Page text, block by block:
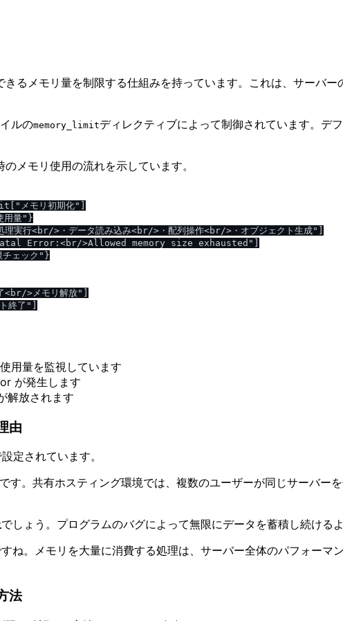
るメモリ量を制限する仕組みを持っています。これは、サーバ
ルのmemory_limitディレクティブによって制御されています。デ
メモリ使用の流れを示しています。
メモリ初期化"]
用量"}
行<br/>・データ読み込み<br/>・配列操作<br/>・オブジェクト生成"]
Error:<br/>Allowed memory size exhausted"]
ェック"}
>メモリ解放"]
了"]
用量を監視しています
が発生します
解放されます
由
定されています。
です。共有ホスティング環境では、複数のユーザーが同じサーバー
でしょう。プログラムのバグによって無限にデータを蓄積し続ける
ね。メモリを大量に消費する処理は、サーバー全体のパフォーマ
法